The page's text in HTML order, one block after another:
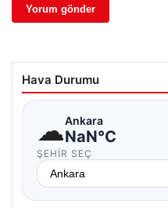
Hava Durumu
☁Ankara
NaN°C
ŞEHIR SEÇ